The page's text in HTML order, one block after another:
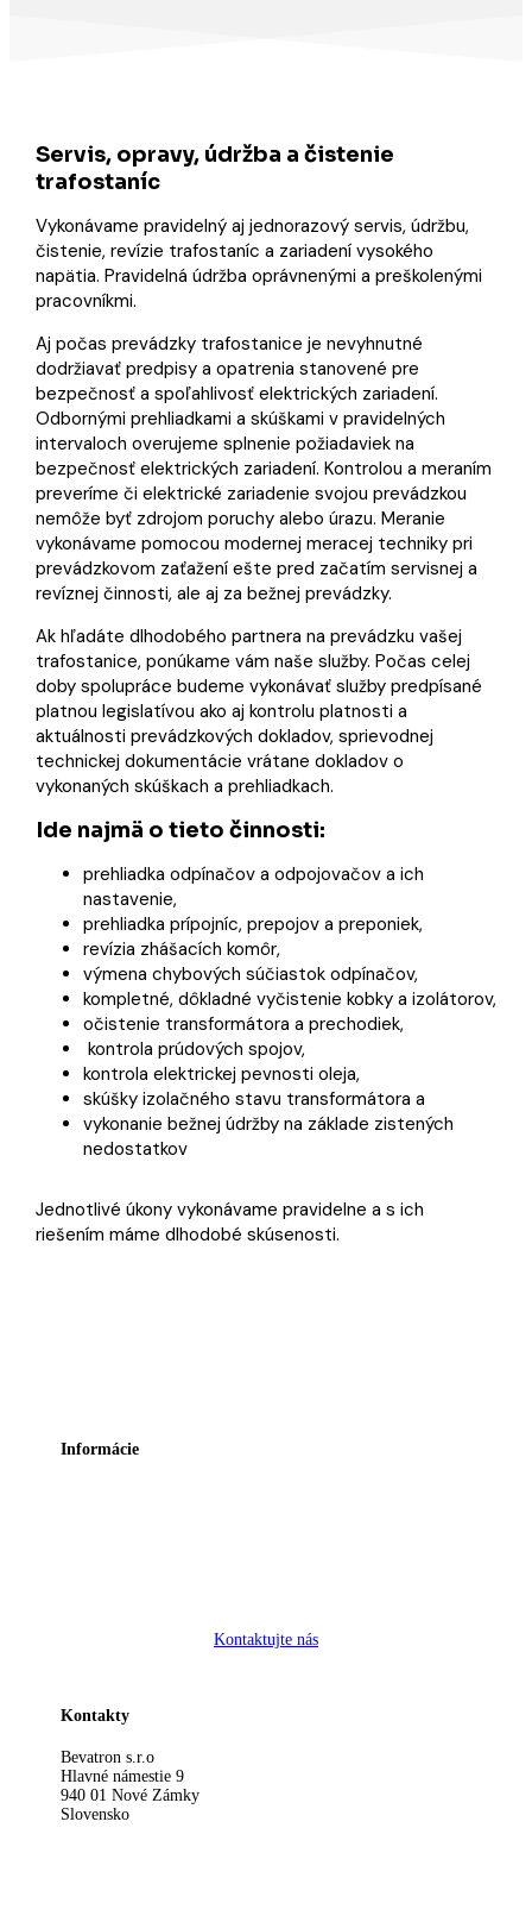
Servis, opravy, údržba a čistenie
trafostaníc
Vykonávame pravidelný aj jednorazový servis, údržbu,
čistenie, revízie trafostaníc a zariadení vysokého
napätia. Pravidelná údržba oprávnenými a preškolenými
pracovníkmi.
Aj počas prevádzky trafostanice je nevyhnutné
dodržiavať predpisy a opatrenia stanovené pre
bezpečnosť a spoľahlivosť elektrických zariadení.
Odbornými prehliadkami a skúškami v pravidelných
intervaloch overujeme splnenie požiadaviek na
bezpečnosť elektrických zariadení. Kontrolou a meraním
preveríme či elektrické zariadenie svojou prevádzkou
nemôže byť zdrojom poruchy alebo úrazu. Meranie
vykonávame pomocou modernej meracej techniky pri
prevádzkovom zaťažení ešte pred začatím servisnej a
revíznej činnosti, ale aj za bežnej prevádzky.
Ak hľadáte dlhodobého partnera na prevádzku vašej
trafostanice, ponúkame vám naše služby. Počas celej
doby spolupráce budeme vykonávať služby predpísané
platnou legislatívou ako aj kontrolu platnosti a
aktuálnosti prevádzkových dokladov, sprievodnej
technickej dokumentácie vrátane dokladov o
vykonaných skúškach a prehliadkach.
Ide najmä o tieto činnosti:
prehliadka odpínačov a odpojovačov a ich
nastavenie,
prehliadka prípojníc, prepojov a preponiek,
revízia zhášacích komôr,
výmena chybových súčiastok odpínačov,
kompletné, dôkladné vyčistenie kobky a izolátorov,
očistenie transformátora a prechodiek,
kontrola prúdových spojov,
kontrola elektrickej pevnosti oleja,
skúšky izolačného stavu transformátora a
vykonanie bežnej údržby na základe zistených
nedostatkov
Jednotlivé úkony vykonávame pravidelne a s ich
riešením máme dlhodobé skúsenosti.
Informácie
Kontaktujte nás
Kontakty
Bevatron s.r.o
Hlavné námestie 9
940 01 Nové Zámky
Slovensko